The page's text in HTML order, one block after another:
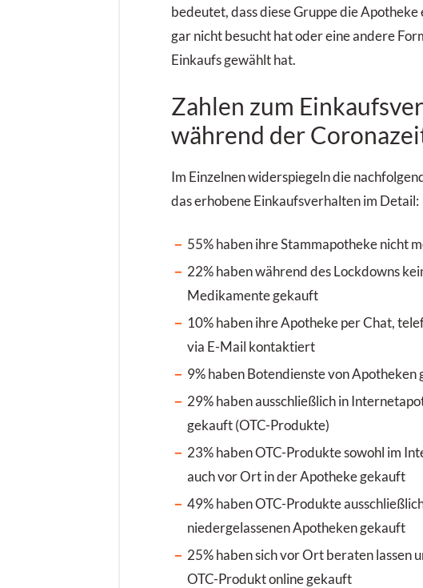
bedeutet, dass diese Gruppe die
gar nicht besucht hat oder eine andere
Einkaufs gewählt hat.
Zahlen zum
während der
Im Einzelnen widerspiegeln die
das erhobene Einkaufsverhalten im Detail:
55% haben ihre Stammapotheke nicht
22% haben während des Lockdowns
Medikamente gekauft
10% haben ihre Apotheke per Chat,
via E-Mail kontaktiert
9% haben Botendienste von Apotheken
29% haben ausschließlich in
gekauft (OTC-Produkte)
23% haben OTC-Produkte sowohl im
auch vor Ort in der Apotheke gekauft
49% haben OTC-Produkte
niedergelassenen Apotheken gekauft
25% haben sich vor Ort beraten lassen
OTC-Produkt online gekauft